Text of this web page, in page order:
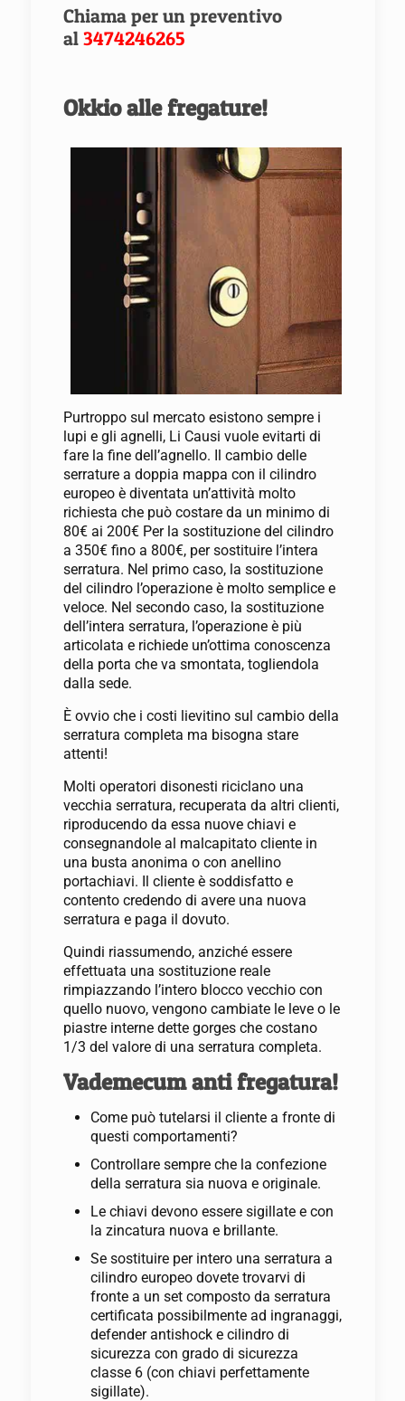
Chiama per un preventivo
al 3474246265
Okkio alle fregature!
Purtroppo sul mercato esistono sempre i
lupi e gli agnelli, Li Causi vuole evitarti di
fare la fine dell’agnello. Il cambio delle
serrature a doppia mappa con il cilindro
europeo è diventata un’attività molto
richiesta che può costare da un minimo di
80€ ai 200€ Per la sostituzione del cilindro
a 350€ fino a 800€, per sostituire l’intera
serratura. Nel primo caso, la sostituzione
del cilindro l’operazione è molto semplice e
veloce. Nel secondo caso, la sostituzione
dell’intera serratura, l’operazione è più
articolata e richiede un’ottima conoscenza
della porta che va smontata, togliendola
dalla sede.
È ovvio che i costi lievitino sul cambio della
serratura completa ma bisogna stare
attenti!
Molti operatori disonesti riciclano una
vecchia serratura, recuperata da altri clienti,
riproducendo da essa nuove chiavi e
consegnandole al malcapitato cliente in
una busta anonima o con anellino
portachiavi. Il cliente è soddisfatto e
contento credendo di avere una nuova
serratura e paga il dovuto.
Quindi riassumendo, anziché essere
effettuata una sostituzione reale
rimpiazzando l’intero blocco vecchio con
quello nuovo, vengono cambiate le leve o le
piastre interne dette gorges che costano
1/3 del valore di una serratura completa.
Vademecum anti fregatura!
Come può tutelarsi il cliente a fronte di
questi comportamenti?
Controllare sempre che la confezione
della serratura sia nuova e originale.
Le chiavi devono essere sigillate e con
la zincatura nuova e brillante.
Se sostituire per intero una serratura a
cilindro europeo dovete trovarvi di
fronte a un set composto da serratura
certificata possibilmente ad ingranaggi,
defender antishock e cilindro di
sicurezza con grado di sicurezza
classe 6 (con chiavi perfettamente
sigillate).